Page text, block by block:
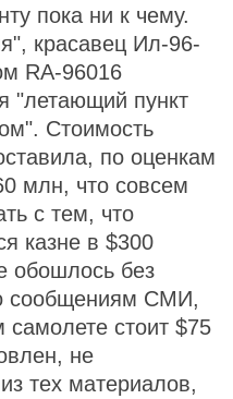
пока ни к чему.
красавец Ил-96-
RA-96016
"летающий пункт
Стоимость
по оценкам
млн, что совсем
с тем, что
казне в $300
обошлось без
сообщениям СМИ,
самолете стоит $75
не
тех материалов,